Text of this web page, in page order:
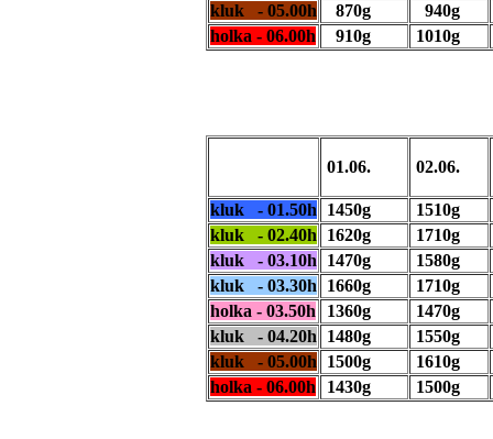
kluk - 05.00h
870g
940g
holka - 06.00h
910g 1010g
01.06. 02.06.
kluk - 01.50h 1450g
1510g
kluk - 02.40h
1620g
1710g
kluk - 03.10h
1470g
1580g
kluk - 03.30h
1660g
1710g
holka - 03.50h
1360g
1470g
kluk - 04.20h
1480g
1550g
kluk - 05.00h
1500g
1610g
holka - 06.00h
1430g 1500g